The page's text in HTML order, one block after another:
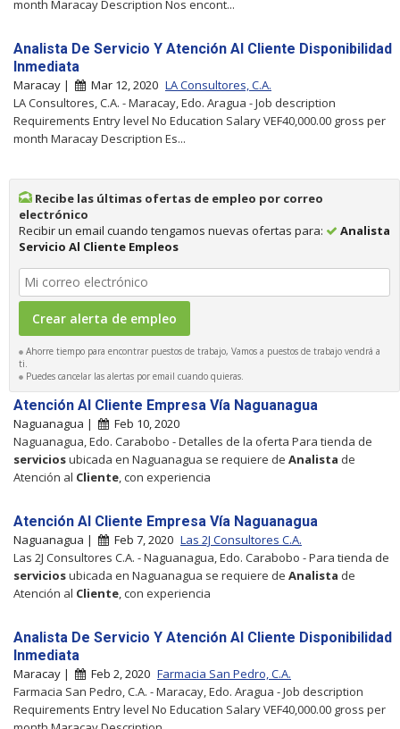
month Maracay Description Nos encont...
Analista De Servicio Y Atención Al Cliente Disponibilidad
Inmediata
Maracay | Mar 12, 2020 LA Consultores, C.A.
LA Consultores, C.A. - Maracay, Edo. Aragua - Job description
Requirements Entry level No Education Salary VEF40,000.00 gross per
month Maracay Description Es...
Recibe las últimas ofertas de empleo por correo
electrónico
Recibir un email cuando tengamos nuevas ofertas para:
Analista
Servicio Al Cliente Empleos
Ahorre tiempo para encontrar puestos de trabajo, Vamos a puestos de trabajo vendrá a
ti.
Puedes cancelar las alertas por email cuando quieras.
Atención Al Cliente Empresa Vía Naguanagua
Naguanagua |
Feb 10, 2020
Naguanagua, Edo. Carabobo - Detalles de la oferta Para tienda de
serviciosubicada en Naguanagua se requiere de Analista de
Atención al Cliente , con experiencia
Atención Al Cliente Empresa Vía Naguanagua
Naguanagua | Feb 7, 2020 Las 2J Consultores C.A.
Las 2J Consultores C.A. - Naguanagua, Edo. Carabobo - Para tienda de
serviciosubicada en Naguanagua se requiere de Analista de
Atención al Cliente , con experiencia
Analista De Servicio Y Atención Al Cliente Disponibilidad
Inmediata
Maracay | Feb 2, 2020 Farmacia San Pedro, C.A.
Farmacia San Pedro, C.A. - Maracay, Edo. Aragua - Job description
Requirements Entry level No Education Salary VEF40,000.00 gross per